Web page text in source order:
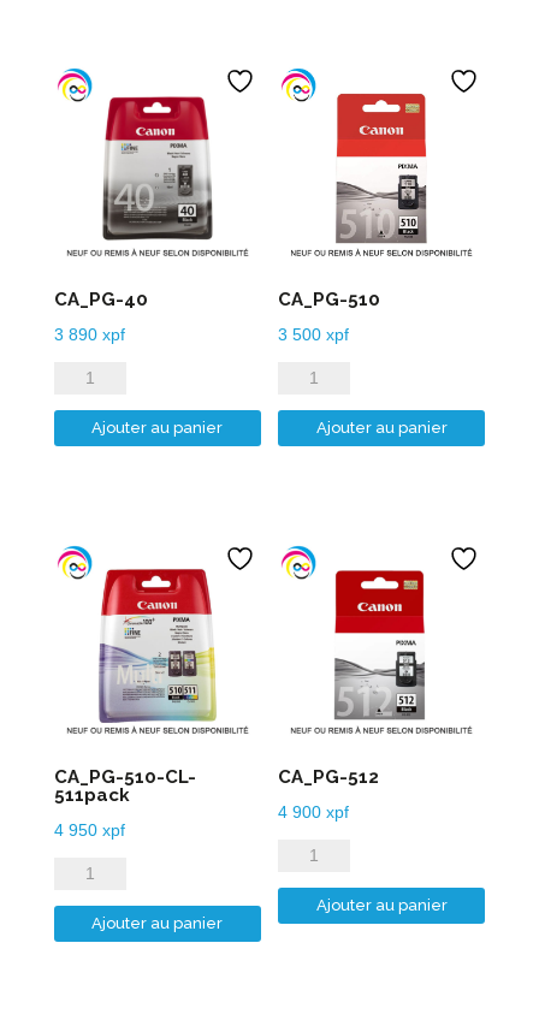
CA_PG-40
3 890 xpf
quantité
de
CA_PG-
Ajouter au panier
CA_PG-510
3 500xpf
quantité
de
CA_PG-
Ajouter au panier
CA_PG-510-CL-
511pack
4 950 xpf
quantité
de
CA_PG-
Ajouter au panier
CA_PG-512
4 900xpf
quantité
de
CA_PG-
Ajouter au panier